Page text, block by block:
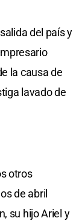
del país y
la causa de
lavado de
otros
de abril
su hijo Ariel y